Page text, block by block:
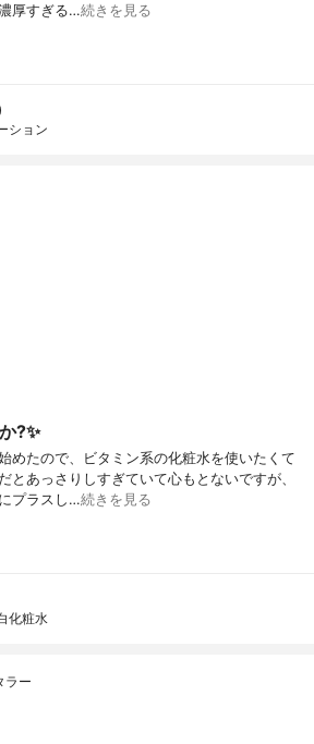
厚すぎる…続きを見る
ション
?✨
めたので、ビタミン系の化粧水を使いたくて
とあっさりしすぎていて心もとないですが、
プラスし…続きを見る
化粧水
ラー